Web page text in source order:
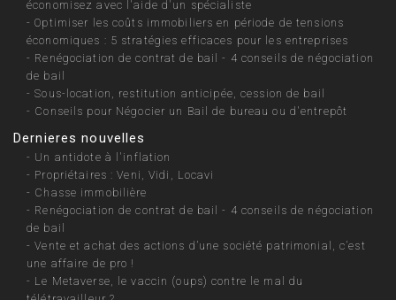
économisez avec l'aide d'un spécialiste
-Optimiser les coûts immobiliers en période de tensions
économiques : 5 stratégies efficaces pour les entreprises
- Renégociation de contrat de bail - 4 conseils de négociation
de bail
-Sous-location, restitution anticipée, cession de bail
- Conseils pour Négocier un Bail de bureau ou d'entrepôt
Dernieres nouvelles
- Un antidote à l'inflation
- Propriétaires : Veni, Vidi, Locavi
- Chasse immobilière
- Renégociation de contrat de bail - 4 conseils de négociation
de bail
-Vente et achat des actions d’une société patrimonial, c’est
une affaire de pro !
- Le Metaverse, le vaccin (oups) contre le mal du